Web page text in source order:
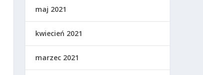
maj 2021
kwiecień 2021
marzec 2021